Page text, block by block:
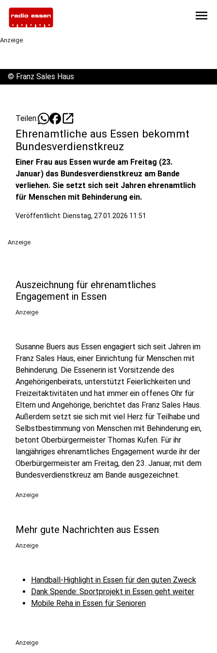
menu
Anzeige
© Franz Sales Haus
Teilen: open_in_new
Ehrenamtliche aus Essen bekommt
Bundesverdienstkreuz
Einer Frau aus Essen wurde am Freitag (23.
Januar) das Bundesverdienstkreuz am Bande
verliehen. Sie setzt sich seit Jahren ehrenamtlich
für Menschen mit Behinderung ein.
Veröffentlicht: Dienstag, 27.01.2026 11:51
Anzeige
Auszeichnung für ehrenamtliches
Engagement in Essen
Anzeige
Susanne Buers aus Essen engagiert sich seit Jahren im
Franz Sales Haus, einer Einrichtung für Menschen mit
Behinderung. Die Essenerin ist Vorsitzende des
Angehörigenbeirats, unterstützt Feierlichkeiten und
Freizeitaktivitäten und hat immer ein offenes Ohr für
Eltern und Angehörige, berichtet das Franz Sales Haus.
Außerdem setzt sie sich mit viel Herz für Teilhabe und
Selbstbestimmung von Menschen mit Behinderung ein,
betont Oberbürgermeister Thomas Kufen. Für ihr
langjähriges ehrenamtliches Engagement wurde ihr der
Oberbürgermeister am Freitag, den 23. Januar, mit dem
Bundesverdienstkreuz am Bande ausgezeichnet.
Anzeige
Mehr gute Nachrichten aus Essen
Anzeige
Handball-Highlight in Essen für den guten Zweck
Dank Spende: Sportprojekt in Essen geht weiter
Mobile Reha in Essen für Senioren
Anzeige